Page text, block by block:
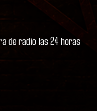
de radio las 24 horas